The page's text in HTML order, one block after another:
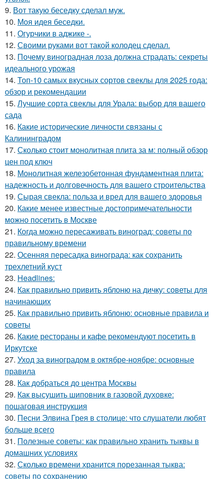
9. Вот такую беседку сделал муж.
10. Моя идея беседки.
11. Огурчики в аджике -.
12. Своими руками вот такой колодец сделал.
13. Почему виноградная лоза должна страдать: секреты
идеального урожая
14. Топ-10 самых вкусных сортов свеклы для 2025 года:
обзор и рекомендации
15. Лучшие сорта свеклы для Урала: выбор для вашего
сада
16. Какие исторические личности связаны с
Калининградом
17. Сколько стоит монолитная плита за м: полный обзор
цен под ключ
18. Монолитная железобетонная фундаментная плита:
надежность и долговечность для вашего строительства
19. Сырая свекла: польза и вред для вашего здоровья
20. Какие менее известные достопримечательности
можно посетить в Москве
21. Когда можно пересаживать виноград: советы по
правильному времени
22. Осенняя пересадка винограда: как сохранить
трехлетний куст
23. Headlines:
24. Как правильно привить яблоню на дичку: советы для
начинающих
25. Как правильно привить яблоню: основные правила и
советы
26. Какие рестораны и кафе рекомендуют посетить в
Иркутске
27. Уход за виноградом в октябре-ноябре: основные
правила
28. Как добраться до центра Москвы
29. Как высушить шиповник в газовой духовке:
пошаговая инструкция
30. Песни Элвина Грея в столице: что слушатели любят
больше всего
31. Полезные советы: как правильно хранить тыквы в
домашних условиях
32. Сколько времени хранится порезанная тыква:
советы по сохранению